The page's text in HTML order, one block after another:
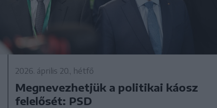
2026. április 20., hétfő
Megnevezhetjük a politikai káosz
felelősét: PSD